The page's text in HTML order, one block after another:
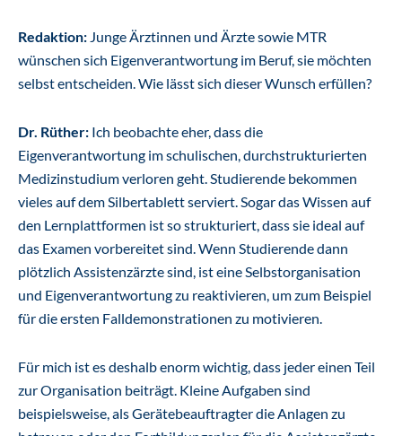
Redaktion: Junge Ärztinnen und Ärzte sowie MTR
wünschen sich Eigenverantwortung im Beruf, sie möchten
selbst entscheiden. Wie lässt sich dieser Wunsch erfüllen?
Dr. Rüther: Ich beobachte eher, dass die
Eigenverantwortung im schulischen, durchstrukturierten
Medizinstudium verloren geht. Studierende bekommen
vieles auf dem Silbertablett serviert. Sogar das Wissen auf
den Lernplattformen ist so strukturiert, dass sie ideal auf
das Examen vorbereitet sind. Wenn Studierende dann
plötzlich Assistenzärzte sind, ist eine Selbstorganisation
und Eigenverantwortung zu reaktivieren, um zum Beispiel
für die ersten Falldemonstrationen zu motivieren.
Für mich ist es deshalb enorm wichtig, dass jeder einen Teil
zur Organisation beiträgt. Kleine Aufgaben sind
beispielsweise, als Gerätebeauftragter die Anlagen zu